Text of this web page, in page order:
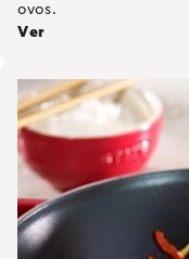
ovos.
Ver